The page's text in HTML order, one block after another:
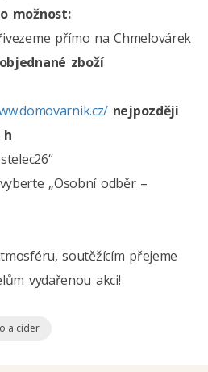
možnost:
přímo na Chmelovárek
zboží
nejpozději
h
„Osobní odběr –
soutěžícím přejeme
vydařenou akci!
a cider